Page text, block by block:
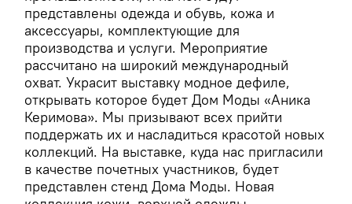
представлены одежда и обувь, кожа и
аксессуары, комплектующие для
производства и услуги. Мероприятие
рассчитано на широкий международный
охват. Украсит выставку модное дефиле,
открывать которое будет Дом Моды «Аника
Керимова». Мы призывают всех прийти
поддержать их и насладиться красотой новых
коллекций. На выставке, куда нас пригласили
в качестве почетных участников, будет
представлен стенд Дома Моды. Новая